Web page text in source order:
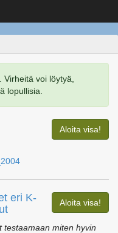
voi löytyä,
lopullisia.
Aloita visa!
Aloita visa!
eri K-
testaamaan miten hyvin